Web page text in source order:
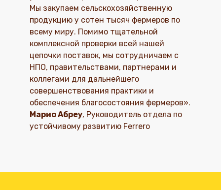
Мы закупаем сельскохозяйственную
продукцию у сотен тысяч фермеров по
всему миру. Помимо тщательной
комплексной проверки всей нашей
цепочки поставок, мы сотрудничаем с
НПО, правительствами, партнерами и
коллегами для дальнейшего
совершенствования практики и
обеспечения благосостояния фермеров».
Марио Абреу, Руководитель отдела по
устойчивому развитию Ferrero